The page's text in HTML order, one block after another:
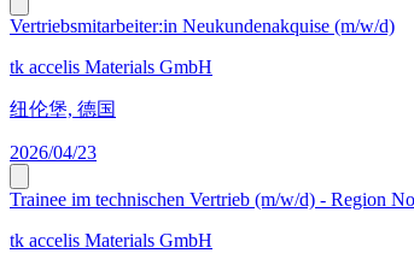
Vertriebsmitarbeiter:in Neukundenakquise (m/w/d)
tk accelis Materials GmbH
纽伦堡, 德国
2026/04/23
Trainee im technischen Vertrieb (m/w/d) - Region
tk accelis Materials GmbH